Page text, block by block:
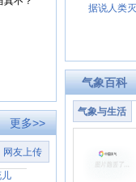
更多>>
网友上传
据说人类
气象百科
气象与生活